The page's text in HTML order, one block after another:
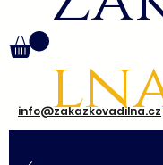
info@zakazkovadilna.cz